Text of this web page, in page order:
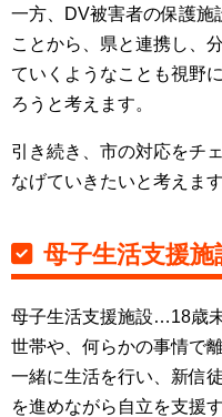
一方、DV被害者の保護施
ことから、県と連携し、
ていくようなことも視野
ろうと考えます。
引き続き、市の対応をチ
なげていきたいと考えます
母子生活支援施
母子生活支援施設…18歳
世帯や、何らかの事情で
一緒に生活を行い、新信
を進めながら自立を支援